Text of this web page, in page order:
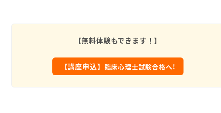
【無料体験もできます！】
【講座申込】 臨床心理士試験合格へ!